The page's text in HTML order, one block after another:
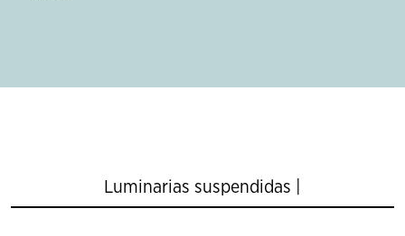
Luminarias suspendidas |